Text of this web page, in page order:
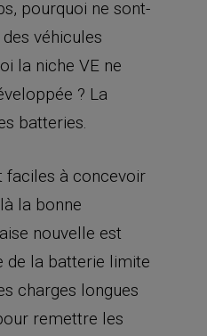
pourquoi ne sont-
véhicules
la niche VE ne
? La
batteries.
faciles à concevoir
la bonne
nouvelle est
de la batterie limite
charges longues
remettre les